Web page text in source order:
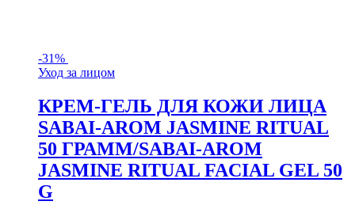
-31%
Уход за лицом
КРЕМ-ГЕЛЬ ДЛЯ КОЖИ ЛИЦА
SABAI-AROM JASMINE RITUAL
50 ГРАММ/SABAI-AROM
JASMINE RITUAL FACIAL GEL 50
G